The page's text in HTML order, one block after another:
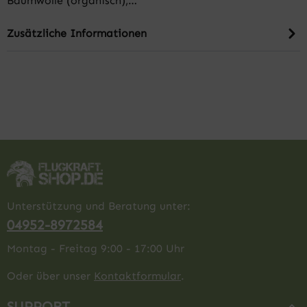
Zusätzliche Informationen
Unterstützung und Beratung unter:
04952-8972584
Montag - Freitag 9:00 - 17:00 Uhr
Oder über unser Kontaktformular.